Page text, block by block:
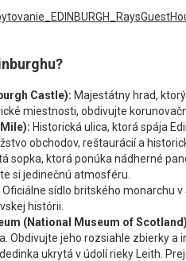
Castle): Majestátny hrad,
miestnosti, obdivujte
Historická ulica, ktorá spája
obchodov, reštaurácií a
sopka, ktorá ponúka nádherné
si jedinečnú atmosféru.
Oficiálne sídlo britského monarchu
histórii.
(National Museum of
Obdivujte jeho rozsiahle zbierky a
ukrytá v údolí rieky Leith.